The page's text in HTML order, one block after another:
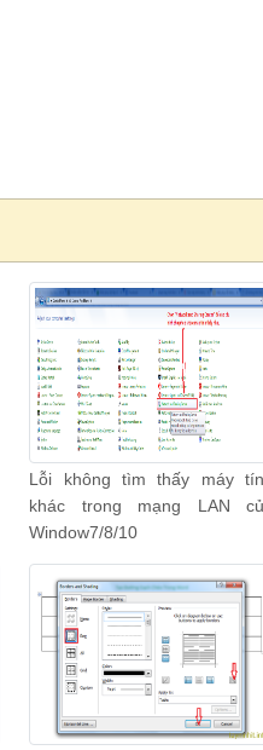
Lỗi không tìm thấy máy
khác trong mạng LAN
Window7/8/10